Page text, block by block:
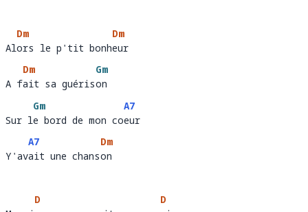
Al
Dm
ors le p'tit bonh
Dm
eur
Alors le p'tit bonheur
A f
Dm
ait sa guéris
Gm
on
A fait sa guérison
Sur l
Gm
e bord de mon co
A7
eur
Sur le bord de mon coeur
Y'av
A7
ait une chans
Dm
on
Y'avait une chanson
D
D